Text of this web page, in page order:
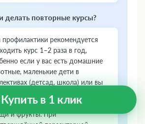
делать повторные курсы?
профилактики рекомендуется
курс 1–2 раза в год,
если у вас есть домашние
маленькие дети в
(детсад, школа) или вы
употребляете сырую рыбу,
с кровью, плохо промытые
и фрукты. При
Купить в 1 клик